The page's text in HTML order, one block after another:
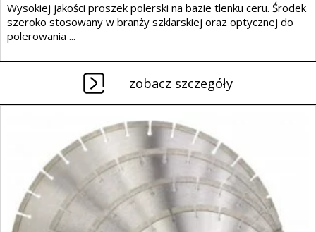
Wysokiej jakości proszek polerski na bazie tlenku ceru. Środek
szeroko stosowany w branży szklarskiej oraz optycznej do
polerowania ...
zobacz szczegóły